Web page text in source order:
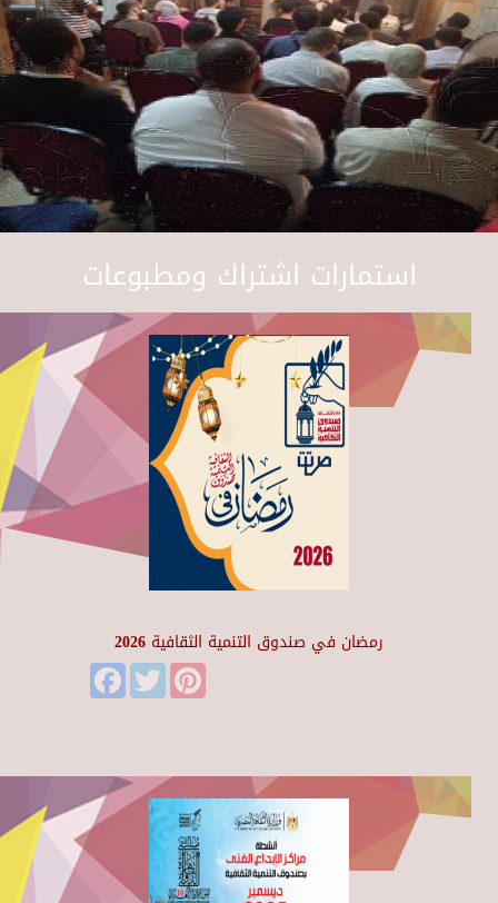
استمارات اشتراك ومطبوعات
رمضان في صندوق التنمية الثقافية 2026
FacebookTwitter